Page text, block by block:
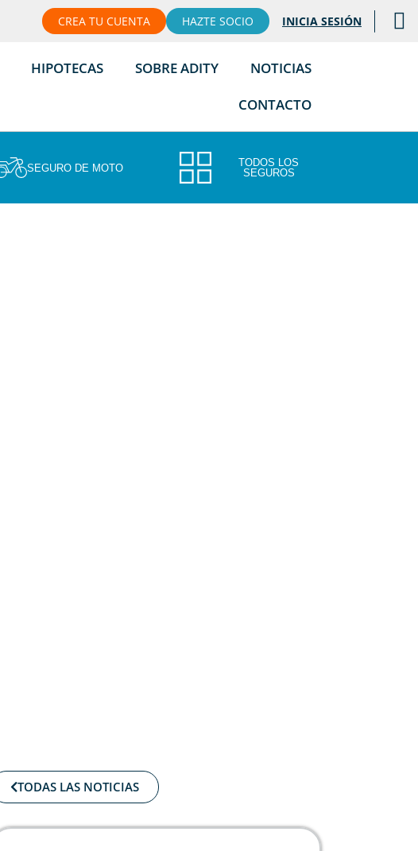
CREA TU CUENTA HAZTE SOCIO INICIA SESIÓN
HIPOTECAS SOBRE ADITY
NOTICIAS
CONTACTO
SEGURO DE MOTO
TODOS LOS
SEGUROS
TODAS LAS NOTICIAS